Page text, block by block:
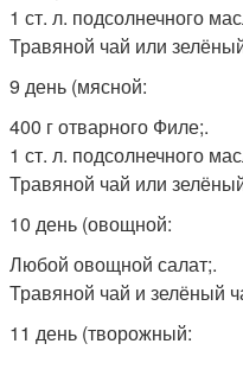
1 ст. л. подсолнечного
Травяной чай или
9 день (мясной:
400 г отварного Филе;.
1 ст. л. подсолнечного
Травяной чай или
10 день (овощной:
Любой овощной салат;.
Травяной чай и зелёный
11 день (творожный: